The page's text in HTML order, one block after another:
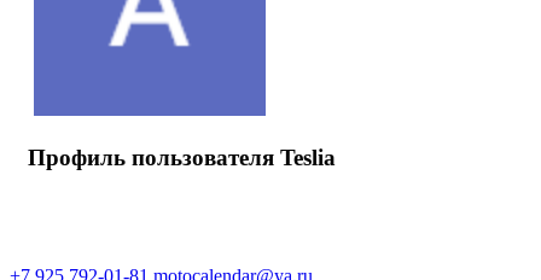
Профиль пользователя Teslia